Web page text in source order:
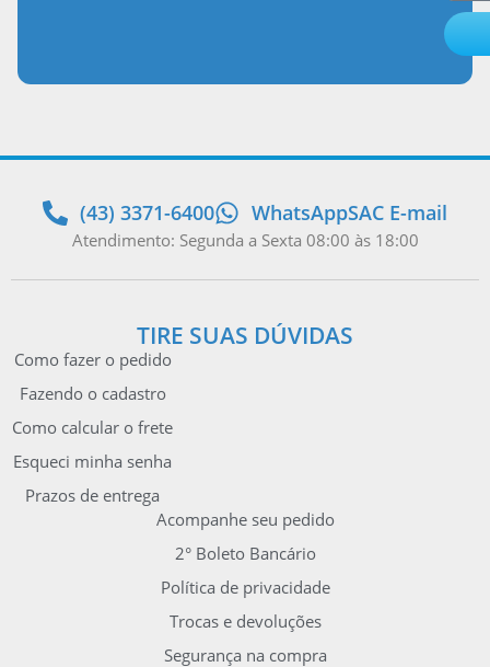
(43) 3371-6400 WhatsAppSAC E-mail
Atendimento: Segunda a Sexta 08:00 às 18:00
TIRE SUAS DÚVIDAS
Como fazer o pedido
Fazendo o cadastro
Como calcular o frete
Esqueci minha senha
Prazos de entrega
Acompanhe seu pedido
2° Boleto Bancário
Política de privacidade
Trocas e devoluções
Segurança na compra